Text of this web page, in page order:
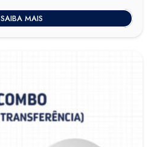
era:
R$520,00.
é:
R$475,00.
SAIBA MAIS